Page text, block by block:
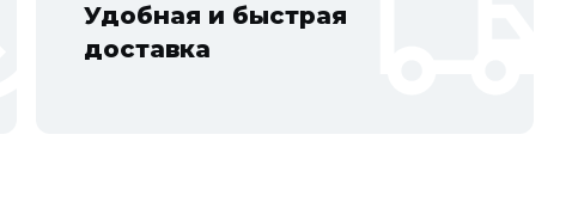
Удобная и быстрая
доставка